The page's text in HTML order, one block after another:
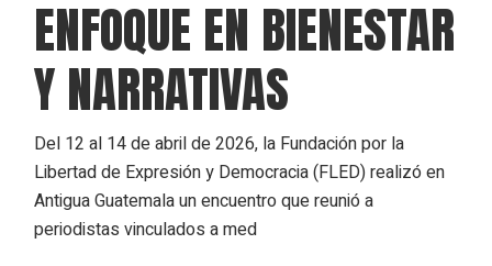
ENFOQUE EN BIENESTAR
Y NARRATIVAS
Del 12 al 14 de abril de 2026, la Fundación por la
Libertad de Expresión y Democracia (FLED) realizó en
Antigua Guatemala un encuentro que reunió a
periodistas vinculados a med